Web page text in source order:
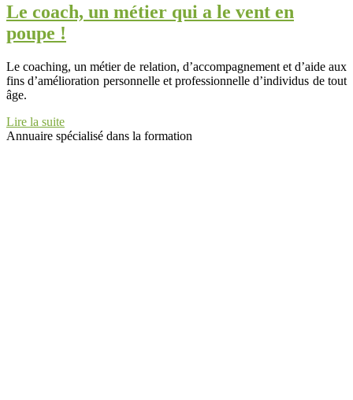
Le coach, un métier qui a le vent en
poupe !
Le coaching, un métier de relation, d’accompagnement et d’aide aux
fins d’amélioration personnelle et professionnelle d’individus de tout
âge.
Lire la suite
Annuaire spécialisé dans la formation